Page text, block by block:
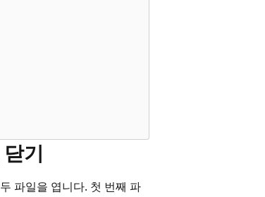
기
파일을 엽니다. 첫 번째 파